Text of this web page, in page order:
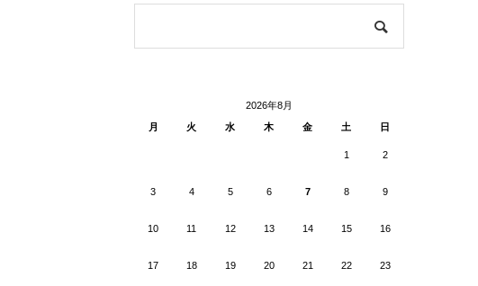
2026年8月
月
火 水 木 金 土 日
1 2
3 4 5 6 7 8 9
10 11 12 13 14 15 16
17 18 19 20 21 22 23